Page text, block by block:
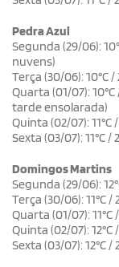
Pedra Azul
Segunda (29/06):
nuvens)
Terça (30/06): 10°C
Quarta (01/07):
tarde ensolarada)
Quinta (02/07):
Sexta (03/07): 11°C /
Domingos Martins
Segunda (29/06):
Terça (30/06): 11°C /
Quarta (01/07):
Quinta (02/07):
Sexta (03/07): 12°C /